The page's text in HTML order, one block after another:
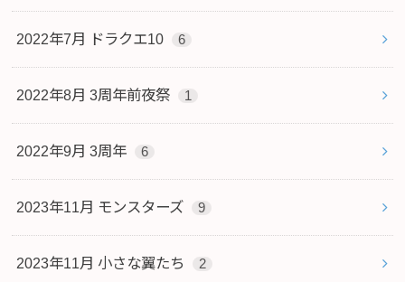
2022年7月 ドラクエ10 6
2022年8月 3周年前夜祭 1
2022年9月 3周年 6
2023年11月 モンスターズ 9
2023年11月 小さな翼たち 2